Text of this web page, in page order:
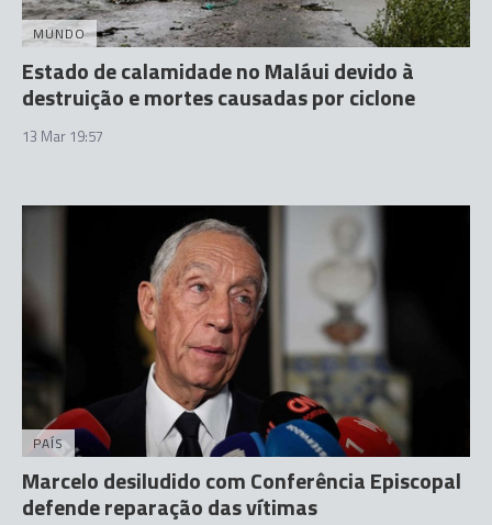
MUNDO
Estado de calamidade no Maláui devido à
destruição e mortes causadas por ciclone
13 Mar 19:57
PAÍS
Marcelo desiludido com Conferência Episcopal
defende reparação das vítimas